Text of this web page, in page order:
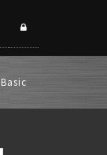
Basic